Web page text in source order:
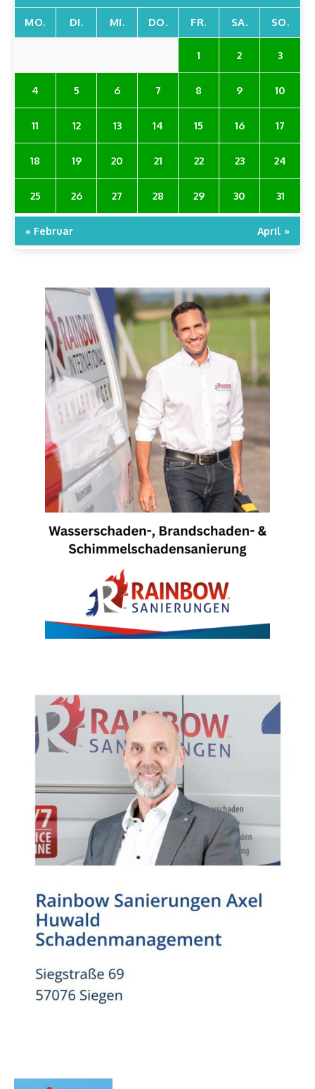
MO. DI. MI. DO. FR. SA. SO.
1 2 3
4 5 6 7 8 9 10
11 12 13 14 15 16 17
18 19 20 21 22 23 24
25 26 27 28 29 30 31
« Februar April »